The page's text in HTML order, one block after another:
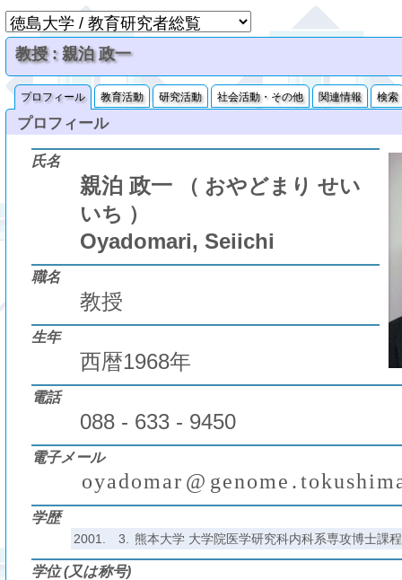
教授 : 親泊 政一
プロフィール 教育活動 研究活動 社会活動・その他 関連情報 検索
プロフィール
氏名
親泊 政一
（ おやどまり せい
いち ）
Oyadomari, Seiichi
職名
教授
生年
西暦1968年
電話
088 - 633 - 9450
電子メール
oyadomar @ genome . tokushim
学歴
2001. 3. 熊本大学 大学院医学研究科内科系専攻博士課
学位 (又は称号)